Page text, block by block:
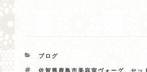
カ
ブログ
タ
佐賀県鹿島市美容室ヴォーグ、セッ